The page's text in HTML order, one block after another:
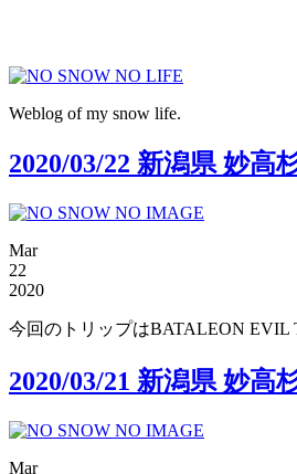
Weblog of my snow life.
2020/03/22 新潟県 妙
Mar
22
2020
今回のトリップはBATALEON EVIL
2020/03/21 新潟県 妙
Mar